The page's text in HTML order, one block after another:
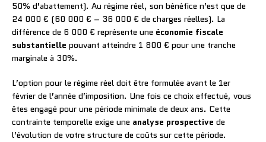
50% d’abattement). Au régime réel, son bénéfice n’est que de
24 000 € (60 000 € – 36 000 € de charges réelles). La
différence de 6 000 € représente une économie fiscale
substantielle pouvant atteindre 1 800 € pour une tranche
marginale à 30%.
L’option pour le régime réel doit être formulée avant le 1er
février de l’année d’imposition. Une fois ce choix effectué, vous
êtes engagé pour une période minimale de deux ans. Cette
contrainte temporelle exige une analyse prospective de
l’évolution de votre structure de coûts sur cette période.